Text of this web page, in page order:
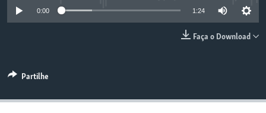
0:00 1:24
Faça o Download
Partilhe